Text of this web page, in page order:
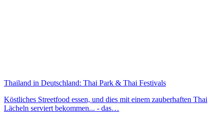
Thailand in Deutschland: Thai Park & Thai Festivals
Köstliches Streetfood essen, und dies mit einem zauberhaften Thai
Lächeln serviert bekommen... - das…